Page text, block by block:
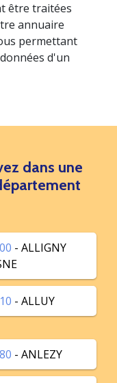
être traitées
annuaire
permettant
d'un
dans une
- ALLIGNY
- ALLUY
- ANLEZY